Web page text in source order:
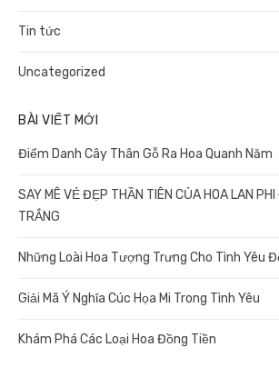
Tin tức
Uncategorized
BÀI VIẾT MỚI
Điểm Danh Cây Thân Gỗ Ra Hoa Quanh Năm
SAY MÊ VẺ ĐẸP THẦN TIÊN CỦA HOA LAN
TRẮNG
Những Loài Hoa Tượng Trưng Cho Tình Yêu
Giải Mã Ý Nghĩa Cúc Họa Mi Trong Tình Yêu
Khám Phá Các Loại Hoa Đồng Tiền